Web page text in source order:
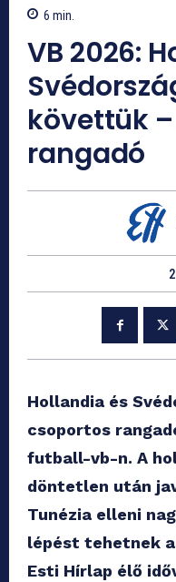
6 min.
VB 2026:
követtük
rangadó
Hollandia és
csoportos
futball-vb-n. A
döntetlen után
Tunézia elleni
lépést tehetnek
Esti Hírlap élő